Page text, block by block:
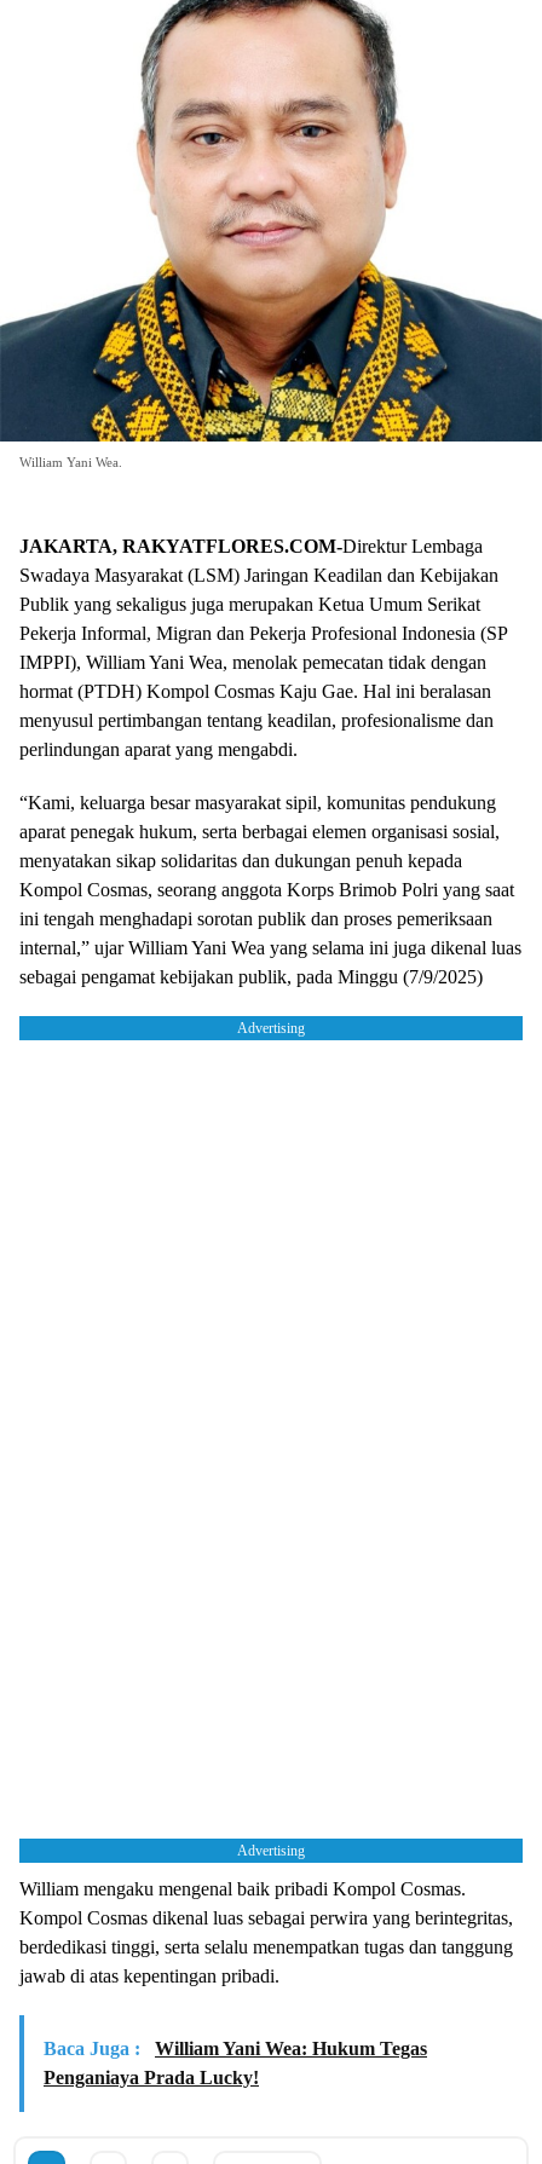
William Yani Wea.
JAKARTA, RAKYATFLORES.COM-Direktur Lembaga
Swadaya Masyarakat (LSM) Jaringan Keadilan dan Kebijakan
Publik yang sekaligus juga merupakan Ketua Umum Serikat
Pekerja Informal, Migran dan Pekerja Profesional Indonesia (SP
IMPPI), William Yani Wea, menolak pemecatan tidak dengan
hormat (PTDH) Kompol Cosmas Kaju Gae. Hal ini beralasan
menyusul pertimbangan tentang keadilan, profesionalisme dan
perlindungan aparat yang mengabdi.
“Kami, keluarga besar masyarakat sipil, komunitas pendukung
aparat penegak hukum, serta berbagai elemen organisasi sosial,
menyatakan sikap solidaritas dan dukungan penuh kepada
Kompol Cosmas, seorang anggota Korps Brimob Polri yang saat
ini tengah menghadapi sorotan publik dan proses pemeriksaan
internal,” ujar William Yani Wea yang selama ini juga dikenal luas
sebagai pengamat kebijakan publik, pada Minggu (7/9/2025)
Advertising
Advertising
William mengaku mengenal baik pribadi Kompol Cosmas.
Kompol Cosmas dikenal luas sebagai perwira yang berintegritas,
berdedikasi tinggi, serta selalu menempatkan tugas dan tanggung
jawab di atas kepentingan pribadi.
Baca Juga :
William Yani Wea: Hukum Tegas
Penganiaya Prada Lucky!